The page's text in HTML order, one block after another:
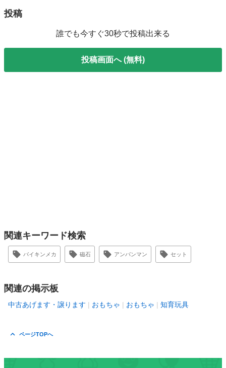
投稿
誰でも今すぐ30秒で投稿出来る
投稿画面へ (無料)
関連キーワード検索
バイキンメカ 磁石 アンパンマン セット
関連の掲示板
中古あげます・譲ります おもちゃ おもちゃ 知育玩具
ページTOPへ